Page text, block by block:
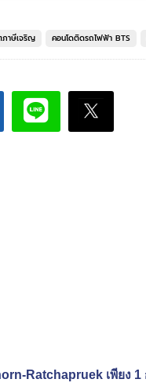
ภาษีเจริญ คอนโดติดรถไฟฟ้า BTS
Ratchapruek เพียง 1